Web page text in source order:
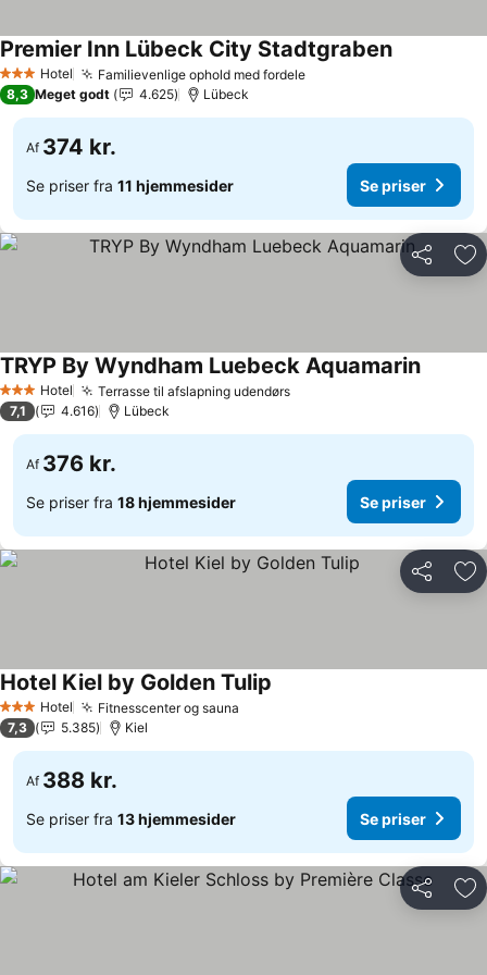
3 StjernerHotel Familievenlige ophold med fordele
Premier Inn Lübeck City Stadtgraben
8,3 Meget godt 4.625 Lübeck
Af 374 kr.
Se priser fra 11 hjemmesider Se priser
Del
3 StjernerHotel Terrasse til afslapning udendørs
TRYP By Wyndham Luebeck Aquamarin
7,1 4.616 Lübeck
Af 376 kr.
Se priser fra 18 hjemmesider Se priser
Del
3 StjernerHotel Fitnesscenter og sauna
Hotel Kiel by Golden Tulip
7,3 5.385 Kiel
Af 388 kr.
Se priser fra 13 hjemmesider Se priser
Del